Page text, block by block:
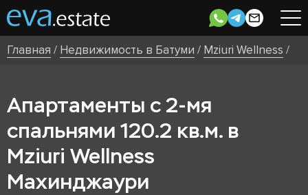
Главная / Недвижимость в Батуми / Mziuri Wellness /
Апартаменты с 2-мя
спальнями 120.2 кв.м. в
Mziuri Wellness
Махинджаури